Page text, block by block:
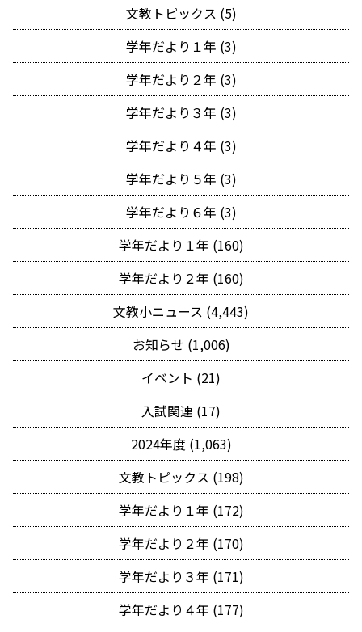
文教トピックス (5)
学年だより１年 (3)
学年だより２年 (3)
学年だより３年 (3)
学年だより４年 (3)
学年だより５年 (3)
学年だより６年 (3)
学年だより１年 (160)
学年だより２年 (160)
文教小ニュース (4,443)
お知らせ (1,006)
イベント (21)
入試関連 (17)
2024年度 (1,063)
文教トピックス (198)
学年だより１年 (172)
学年だより２年 (170)
学年だより３年 (171)
学年だより４年 (177)